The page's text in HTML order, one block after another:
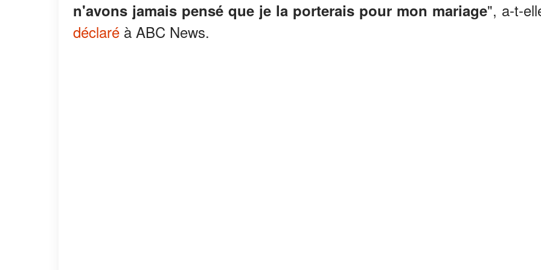
n'avons jamais pensé que je la porterais pour mon mariage", a-t-
déclaré à ABC News.